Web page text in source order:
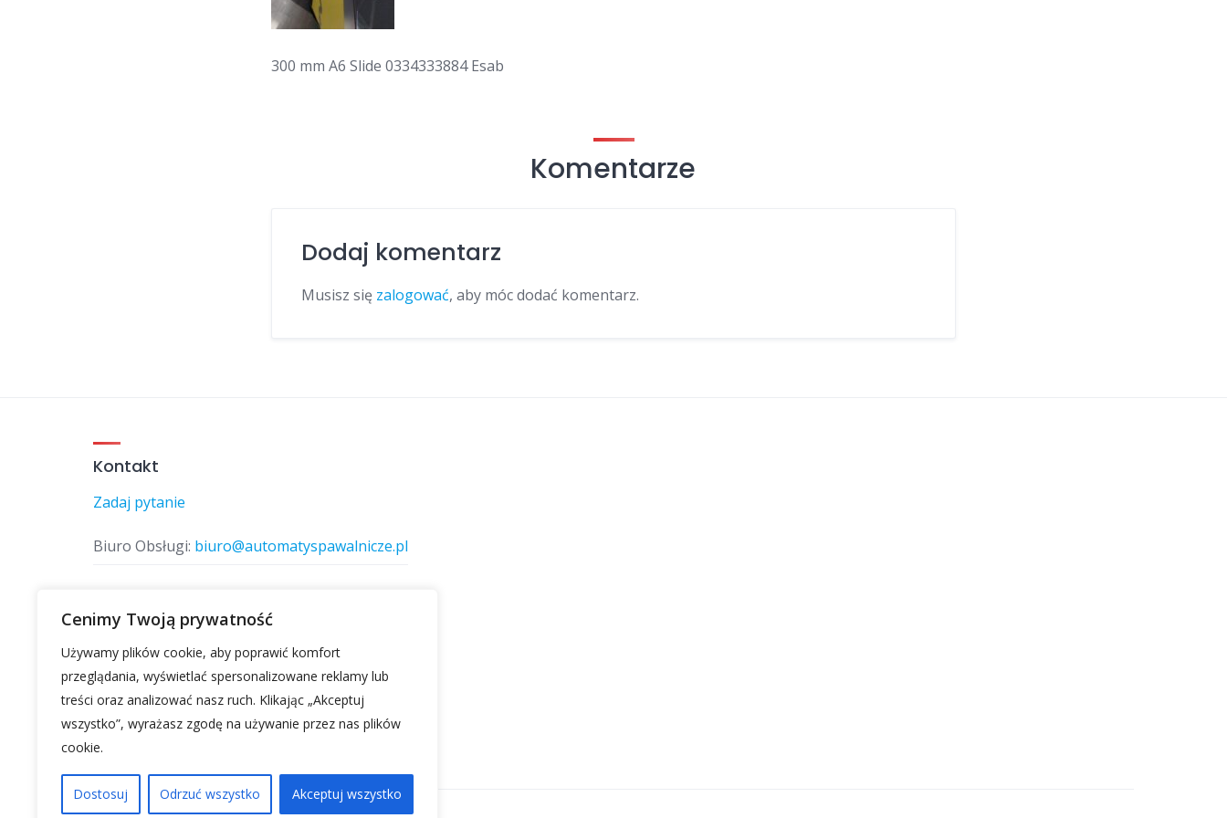
Cenimy Twoją prywatność
Używamy plików cookie, aby poprawić komfort
przeglądania, wyświetlać spersonalizowane reklamy lub
treści oraz analizować nasz ruch. Klikając „Akceptuj
wszystko”, wyrażasz zgodę na używanie przez nas plików
cookie.
Dostosuj Odrzuć wszystko Akceptuj wszystko
300 mm A6 Slide 0334333884 Esab
Komentarze
Dodaj komentarz
Musisz się zalogować, aby móc dodać komentarz.
Kontakt
Zadaj pytanie
Biuro Obsługi: biuro@automatyspawalnicze.pl
Znajdz nas